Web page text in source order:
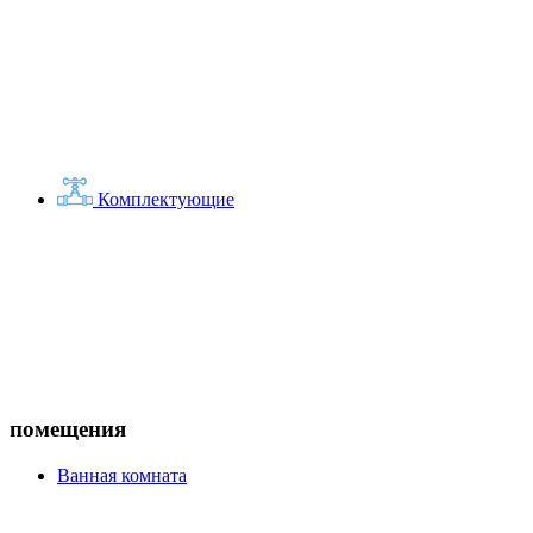
Комплектующие
помещения
Ванная комната